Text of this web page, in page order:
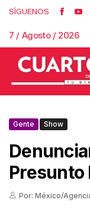
SÍGUENOS
7 / Agosto / 2026
Gente Show
Presunto
Por: México/